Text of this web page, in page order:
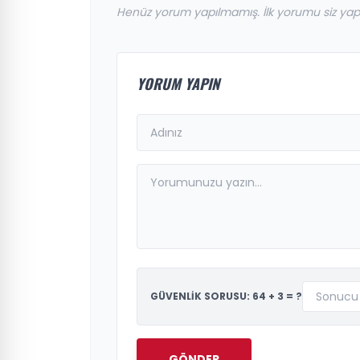
Henüz yorum yapılmamış. İlk yorumu siz
YORUM YAPIN
GÜVENLİK SORUSU: 64 + 3 = ?